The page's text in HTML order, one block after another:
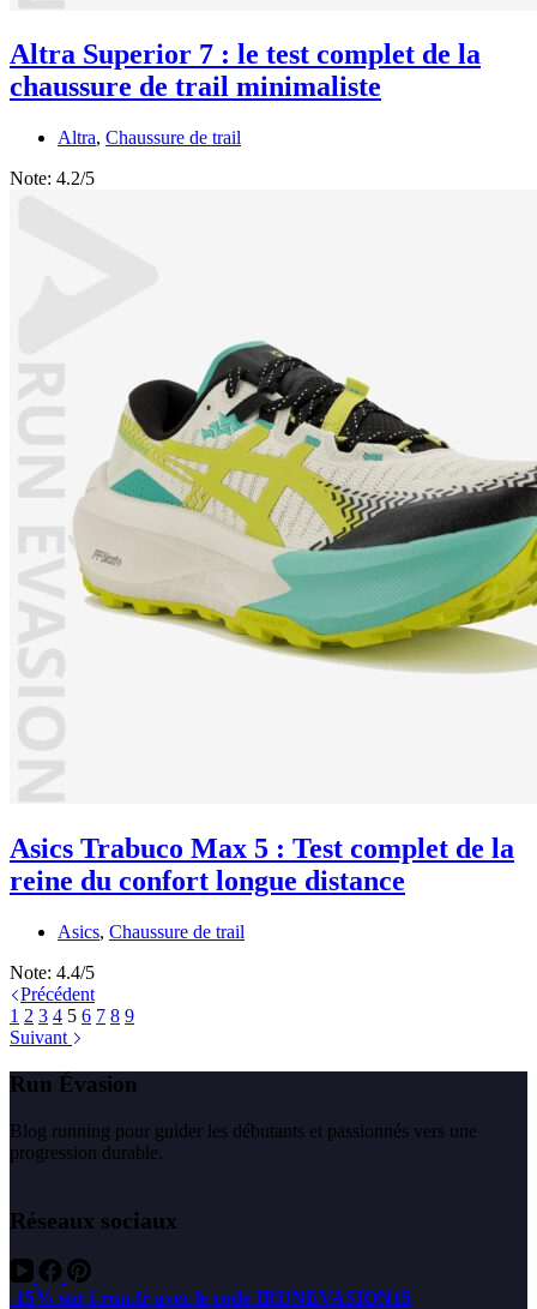
Altra Superior 7 : le test complet de la
chaussure de trail minimaliste
Altra, Chaussure de trail
Note: 4.2/5
Asics Trabuco Max 5 : Test complet de la
reine du confort longue distance
Asics, Chaussure de trail
Note: 4.4/5
Précédent
1 2 3 4 5 6 7 8 9
Suivant
Run Évasion
Blog running pour guider les débutants et passionnés vers une
progression durable.
Réseaux sociaux
-15% sur i-run.fr avec le code IRUNEVASION15